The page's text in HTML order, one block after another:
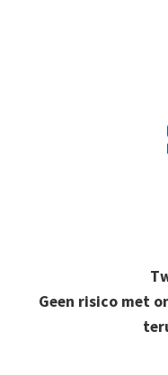
Geen risico met